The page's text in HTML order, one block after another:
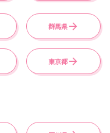
群馬県
東京都